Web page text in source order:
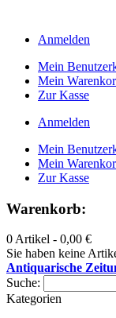
Anmelden
Mein
Mein
Zur Kasse
Anmelden
Mein
Mein
Zur Kasse
Warenkorb:
0 Artikel - 0,00 €
Sie haben keine
Antiquarische
Suche:
Kategorien